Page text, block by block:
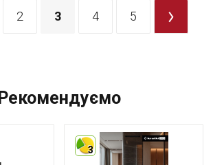
2 3 4 5 >
Рекомендуємо
3